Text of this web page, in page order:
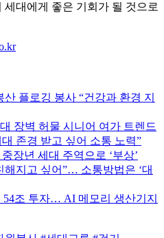
세대에게 좋은 기회가 될 것으로
플로깅 봉사 “건강과 환경 지
장벽 허물 시니어 여가 트렌드
대 존경 받고 싶어 소통 노력”
장년 세대 주역으로 ‘부상’
해지고 싶어”… 소통방법은 ‘대
54조 투자… AI 메모리 생산기지